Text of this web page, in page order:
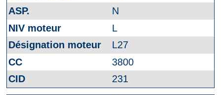
N
L
L27
3800
231